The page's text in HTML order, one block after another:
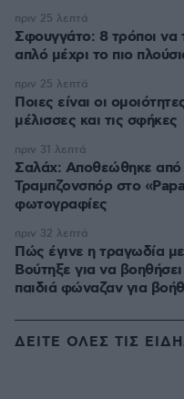
Σφουγγάτο: 8 τρόποι να
απλό μέχρι το πιο
πριν 25 λεπτά
Ποιες είναι οι
μέλισσες και τις σφήκες
πριν 25 λεπτά
Σαλάχ: Αποθεώθηκε από
Τραμπζονσπόρ στο
φωτογραφίες
πριν 31 λεπτά
Πώς έγινε η τραγωδία
Βούτηξε για να
παιδιά φώναζαν για
πριν 32 λεπτά
ΔΕΙΤΕ ΟΛΕΣ ΤΙΣ